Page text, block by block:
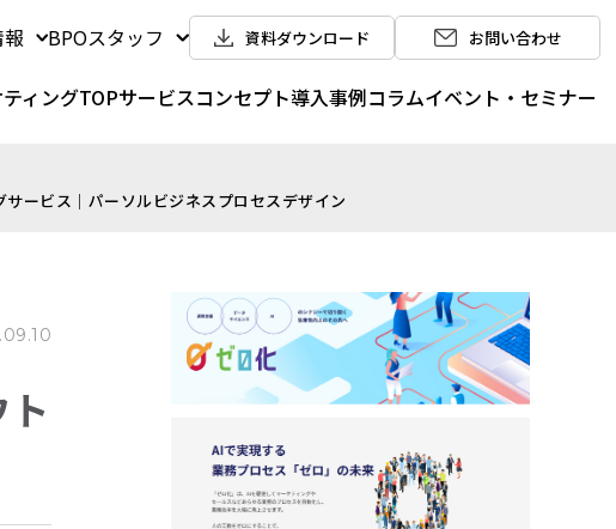
BPOスタッフ 資料ダウンロード お問い合わせ
ィングTOPサービスコンセプト導入事例コラムイベント・セミナー
ービス｜パーソルビジネスプロセスデザイン